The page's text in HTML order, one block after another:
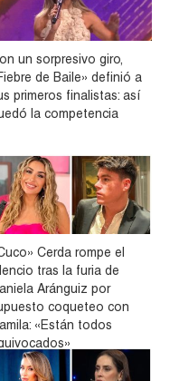
un sorpresivo giro,
de Baile» definió a
primeros finalistas: así
la competencia
Cerda rompe el
tras la furia de
Aránguiz por
coqueteo con
«Están todos